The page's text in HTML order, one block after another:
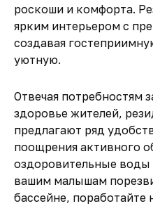
роскоши и комфорта.
ярким интерьером с
создавая
уютную.
Отвечая потребностям
здоровье жителей,
предлагают ряд
поощрения активного
оздоровительные воды
вашим малышам
бассейне, поработайте